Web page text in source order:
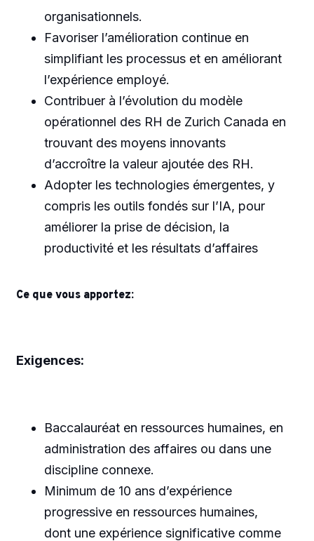
organisationnels.
Favoriser l’amélioration continue en
simplifiant les processus et en améliorant
l’expérience employé.
Contribuer à l’évolution du modèle
opérationnel des RH de Zurich Canada en
trouvant des moyens innovants
d’accroître la valeur ajoutée des RH.
Adopter les technologies émergentes, y
compris les outils fondés sur l’IA, pour
améliorer la prise de décision, la
productivité et les résultats d’affaires
Ce que vous apportez:
Exigences:
Baccalauréat en ressources humaines, en
administration des affaires ou dans une
discipline connexe.
Minimum de 10 ans d’expérience
progressive en ressources humaines,
dont une expérience significative comme